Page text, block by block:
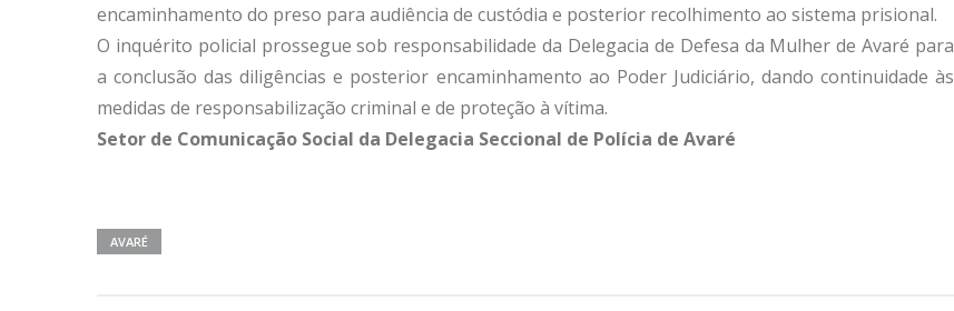
encaminhamento do preso para audiência de custódia e posterior recolhimento ao sistema prisional.
O inquérito policial prossegue sob responsabilidade da Delegacia de Defesa da Mulher de Avaré para
a conclusão das diligências e posterior encaminhamento ao Poder Judiciário, dando continuidade às
medidas de responsabilização criminal e de proteção à vítima.
Setor de Comunicação Social da Delegacia Seccional de Polícia de Avaré
AVARÉ